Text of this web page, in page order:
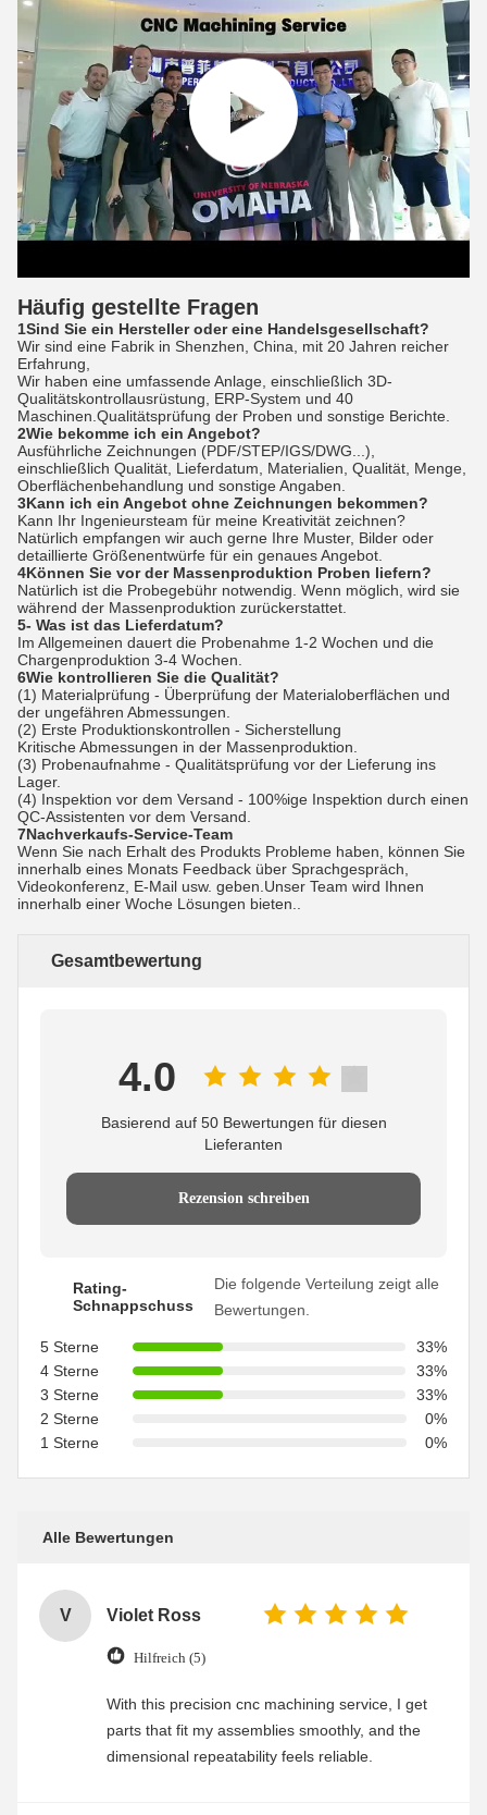
Häufig gestellte Fragen
1Sind Sie ein Hersteller oder eine Handelsgesellschaft?
Wir sind eine Fabrik in Shenzhen, China, mit 20 Jahren reicher
Erfahrung,
Wir haben eine umfassende Anlage, einschließlich 3D-
Qualitätskontrollausrüstung, ERP-System und 40
Maschinen.Qualitätsprüfung der Proben und sonstige Berichte.
2Wie bekomme ich ein Angebot?
Ausführliche Zeichnungen (PDF/STEP/IGS/DWG...),
einschließlich Qualität, Lieferdatum, Materialien, Qualität, Menge,
Oberflächenbehandlung und sonstige Angaben.
3Kann ich ein Angebot ohne Zeichnungen bekommen?
Kann Ihr Ingenieursteam für meine Kreativität zeichnen?
Natürlich empfangen wir auch gerne Ihre Muster, Bilder oder
detaillierte Größenentwürfe für ein genaues Angebot.
4Können Sie vor der Massenproduktion Proben liefern?
Natürlich ist die Probegebühr notwendig. Wenn möglich, wird sie
während der Massenproduktion zurückerstattet.
5- Was ist das Lieferdatum?
Im Allgemeinen dauert die Probenahme 1-2 Wochen und die
Chargenproduktion 3-4 Wochen.
6Wie kontrollieren Sie die Qualität?
(1) Materialprüfung - Überprüfung der Materialoberflächen und
der ungefähren Abmessungen.
(2) Erste Produktionskontrollen - Sicherstellung
Kritische Abmessungen in der Massenproduktion.
(3) Probenaufnahme - Qualitätsprüfung vor der Lieferung ins
Lager.
(4) Inspektion vor dem Versand - 100%ige Inspektion durch einen
QC-Assistenten vor dem Versand.
7Nachverkaufs-Service-Team
Wenn Sie nach Erhalt des Produkts Probleme haben, können Sie
innerhalb eines Monats Feedback über Sprachgespräch,
Videokonferenz, E-Mail usw. geben.Unser Team wird Ihnen
innerhalb einer Woche Lösungen bieten..
Gesamtbewertung
4.0
Basierend auf 50 Bewertungen für diesen
Lieferanten
Rezension schreiben
Rating-
Schnappschuss
Die folgende Verteilung zeigt alle
Bewertungen.
5 Sterne
33%
4 Sterne
33%
3 Sterne
33%
2 Sterne
0%
1 Sterne
0%
Alle Bewertungen
V Violet Ross
Hilfreich (5)
With this precision cnc machining service, I get
parts that fit my assemblies smoothly, and the
dimensional repeatability feels reliable.